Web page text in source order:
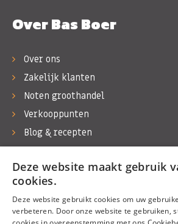
Over Bas Boer
Over ons
Zakelijk klanten
Noten groothandel
Verkooppunten
Blog & recepten
Werken bij Bas Boer Noten
Contact
Deze website maakt gebruik
cookies.
Deze website gebruikt cookies om uw
verbeteren. Door onze website te gebruiken,